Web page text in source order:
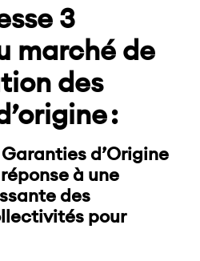
3
marché de
des
:
d’Origine
à une
des
pour